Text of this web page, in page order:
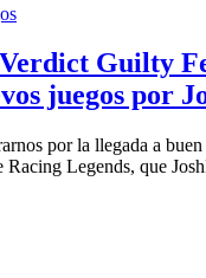
Guilty
juegos por
por la llegada a
Racing Legends, que